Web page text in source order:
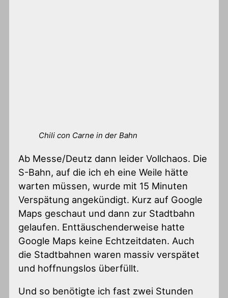
Chili con Carne in der Bahn
Ab Messe/Deutz dann leider Vollchaos. Die
S-Bahn, auf die ich eh eine Weile hätte
warten müssen, wurde mit 15 Minuten
Verspätung angekündigt. Kurz auf Google
Maps geschaut und dann zur Stadtbahn
gelaufen. Enttäuschenderweise hatte
Google Maps keine Echtzeitdaten. Auch
die Stadtbahnen waren massiv verspätet
und hoffnungslos überfüllt.
Und so benötigte ich fast zwei Stunden